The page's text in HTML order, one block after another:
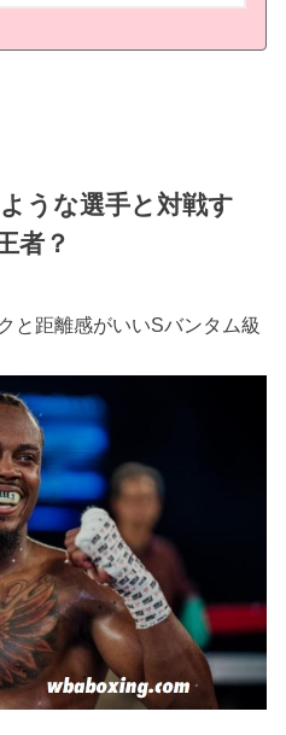
うな選手と対戦す
者？
と距離感がいいSバンタム級